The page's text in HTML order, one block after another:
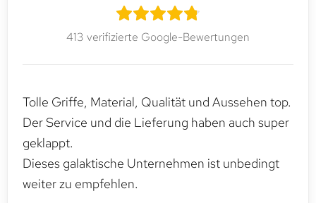
413 verifizierte Google-Bewertungen
Tolle Griffe, Material, Qualität und Aussehen top.
Der Service und die Lieferung haben auch super
geklappt.
Dieses galaktische Unternehmen ist unbedingt
weiter zu empfehlen.